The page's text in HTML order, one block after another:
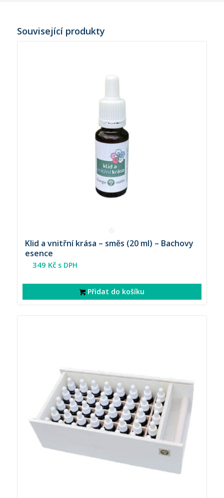
Související produkty
Klid a vnitřní krása – směs (20 ml) – Bachovy
esence
349 Kč s DPH
Přidat do košíku